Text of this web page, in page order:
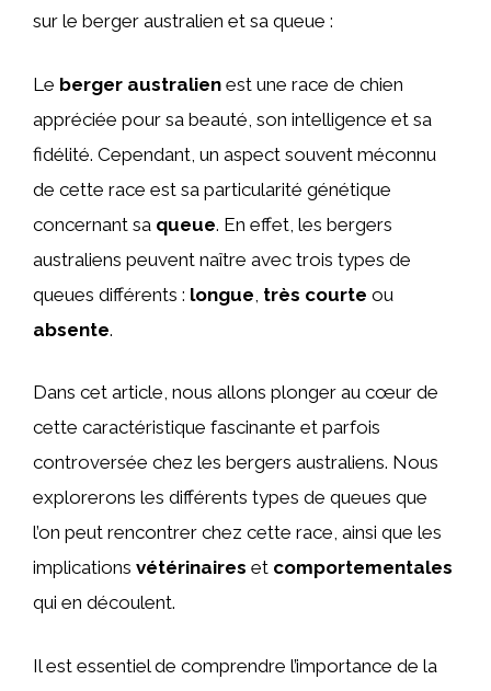
sur le berger australien et sa queue :
Le berger australien est une race de chien
appréciée pour sa beauté, son intelligence et sa
fidélité. Cependant, un aspect souvent méconnu
de cette race est sa particularité génétique
concernant sa queue. En effet, les bergers
australiens peuvent naître avec trois types de
queues différents : longue très courte ou
absente.
Dans cet article, nous allons plonger au cœur de
cette caractéristique fascinante et parfois
controversée chez les bergers australiens. Nous
explorerons les différents types de queues que
l’on peut rencontrer chez cette race, ainsi que les
implications vétérinaires et comportementales
qui en découlent.
Il est essentiel de comprendre l’importance de la